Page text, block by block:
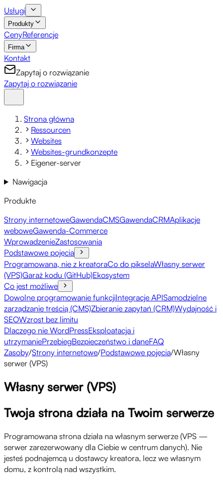
Usługi
Produkty
CenyReferencje
Firma
Kontakt
Zapytaj o rozwiązanie
Zapytaj o rozwiązanie
Strona główna
Ressourcen
Websites
Websites-grundkonzepte
Eigener-server
Nawigacja
Produkte
Strony internetoweGawendaCMSGawendaCRMAplikacje
weboweGawenda-Commerce
WprowadzenieZastosowania
Podstawowe pojęcia
Programowana, nie z kreatoraCo do pikselaWłasny serwer
(VPS)Garaż kodu (GitHub)Ekosystem
Co jest możliwe
Dowolne programowanie funkcjiIntegracje APISamodzielne
zarządzanie treścią (CMS)Zbieranie zapytań (CRM)Wydajność i
SEOWzrost bez limitu
Dlaczego nie WordPressEksploatacja i
utrzymaniePrzebiegBezpieczeństwo i daneFAQ
Zasoby/Strony internetowe/Podstawowe pojęcia/Własny
serwer (VPS)
Własny serwer (VPS)
Twoja strona działa na Twoim serwerze
Programowana strona działa na własnym serwerze (VPS —
serwer zarezerwowany dla Ciebie w centrum danych). Nie
jesteś podnajemcą u dostawcy kreatora, lecz we własnym
domu, z kontrolą nad wszystkim.